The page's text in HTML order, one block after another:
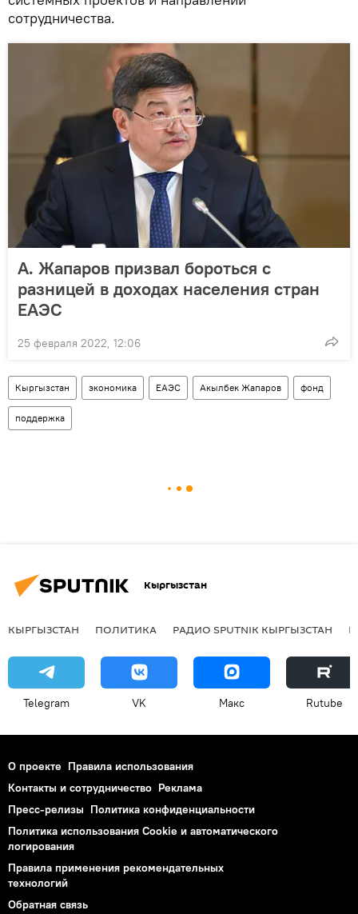
сотрудничества.
А. Жапаров призвал бороться с
разницей в доходах населения стран
ЕАЭС
25 февраля 2022, 12:06
Кыргызстан экономика ЕАЭС Акылбек Жапаров фонд
поддержка
Кыргызстан
КЫРГЫЗСТАН ПОЛИТИКА РАДИО SPUTNIK КЫРГЫЗСТАН
Telegram VK Макс Rutube
О проекте Правила использования
Контакты и сотрудничество Реклама
Пресс-релизы Политика конфиденциальности
Политика использования Cookie и автоматического
логирования
Правила применения рекомендательных
технологий
Обратная связь